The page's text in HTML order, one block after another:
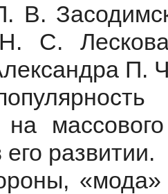
В.
Н. С.
П.
на
развитии.